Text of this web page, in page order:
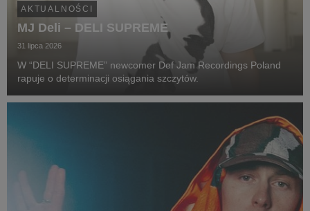
AKTUALNOŚCI
MJ Deli – DELI SUPREME
31 lipca 2026
W “DELI SUPREME” newcomer Def Jam Recordings Poland
rapuje o determinacji osiągania szczytów.